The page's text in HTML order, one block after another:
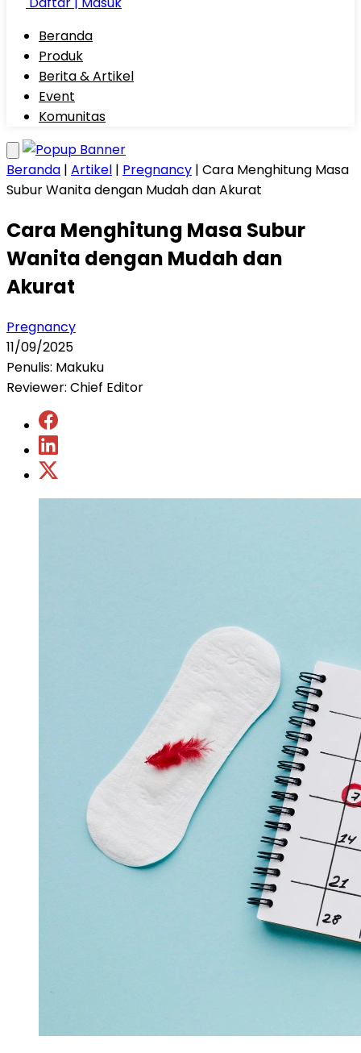
Beranda
Produk
Berita & Artikel
Event
Komunitas
Beranda | Artikel | Pregnancy | Cara Menghitung Masa
Subur Wanita dengan Mudah dan Akurat
Cara Menghitung Masa Subur
Wanita dengan Mudah dan
Akurat
Pregnancy
11/09/2025
Penulis: Makuku
Reviewer: Chief Editor